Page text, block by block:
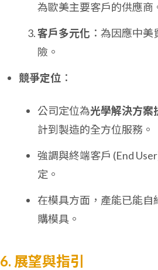
為歐美主要客戶的供應商
客戶多元化 ：為因應中
險。
競爭定位 ：
公司定位為光學解決方
計到製造的全方位服務。
強調與終端客戶 (End
定。
在模具方面，產能已能
購模具。
6. 展望與指引